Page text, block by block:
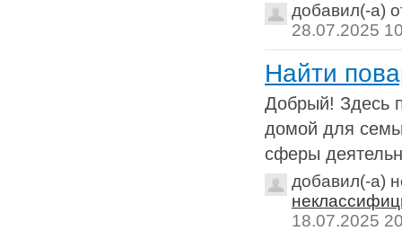
добавил(-а)
28.07.2025
Найти
Добрый! Здесь
домой для
сферы
добавил(-а)
18.07.2025